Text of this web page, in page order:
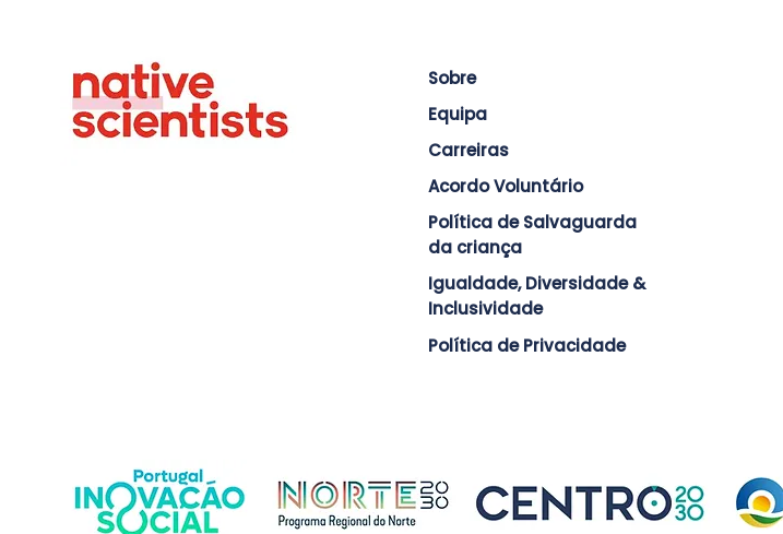
Sobre
Equipa
Carreiras
Acordo Voluntário
Política de Salvaguarda
da criança
Igualdade, Diversidade &
Inclusividade
Política de Privacidade